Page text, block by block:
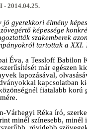
- 2014.04.25.
jó gyerekkori élmény
képessége
szakemberek
tartottak a XXI.
Éva, a Tessloff Babilon
már egészen
lapozásával,
kapcsolatban
fiatalabb korú
Várhegyi Réka író,
minél színesebb, minél
rövidebb